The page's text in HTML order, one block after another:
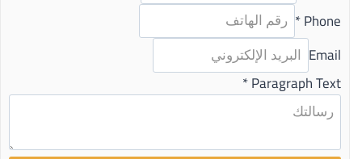
Phone
*
Email
Paragraph Text
*